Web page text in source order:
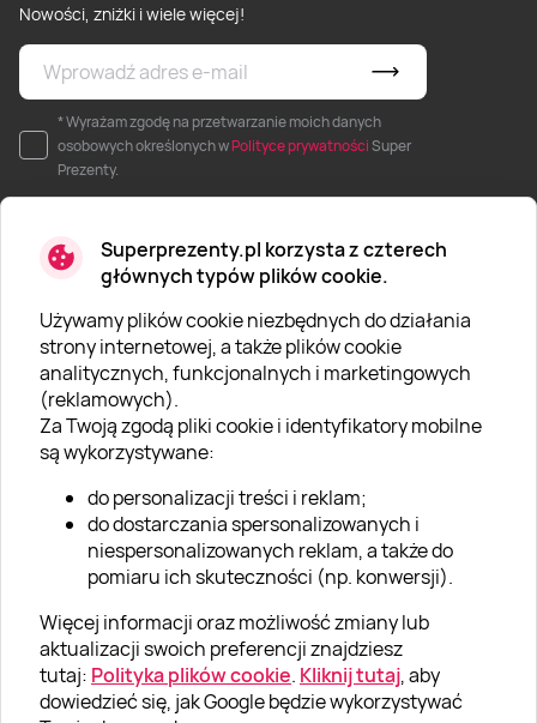
Superprezenty.pl korzysta z czterech
głównych typów plików cookie.
Używamy plików cookie niezbędnych do działania
strony internetowej, a także plików cookie
analitycznych, funkcjonalnych i marketingowych
(reklamowych).
Za Twoją zgodą pliki cookie i identyfikatory mobilne
są wykorzystywane:
do personalizacji treści i reklam;
do dostarczania spersonalizowanych i
niespersonalizowanych reklam, a także do
pomiaru ich skuteczności (np. konwersji).
Więcej informacji oraz możliwość zmiany lub
aktualizacji swoich preferencji znajdziesz
tutaj: Polityka plików cookie. Kliknij tutaj, aby
dowiedzieć się, jak Google będzie wykorzystywać
Nowości, zniżki i wiele więcej!
* Wyrażam zgodę na przetwarzanie moich danych
osobowych określonych wPolityce prywatnościSuper
Prezenty.
O SUPERPREZENTY
O nas
Aktualności
Kariera w Super Prezentach
Klub Lojalnościowy
Dodaj recenzję
Informacje